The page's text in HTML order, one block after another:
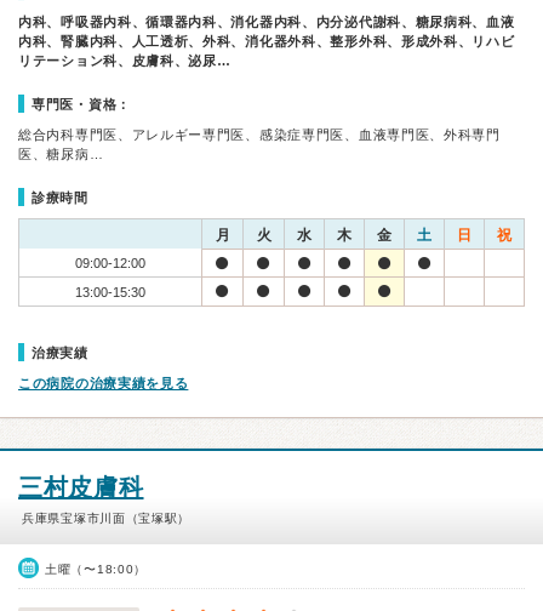
内科、呼吸器内科、循環器内科、消化器内科、内分泌代謝科、糖尿病科、血液
内科、腎臓内科、人工透析、外科、消化器外科、整形外科、形成外科、リハビ
リテーション科、皮膚科、泌尿…
専門医・資格：
総合内科専門医、アレルギー専門医、感染症専門医、血液専門医、外科専門
医、糖尿病…
診療時間
月 火 水 木 金 土 日 祝
09:00-12:00
13:00-15:30
治療実績
この病院の治療実績を見る
三村皮膚科
兵庫県宝塚市川面（宝塚駅）
土曜（〜18:00）